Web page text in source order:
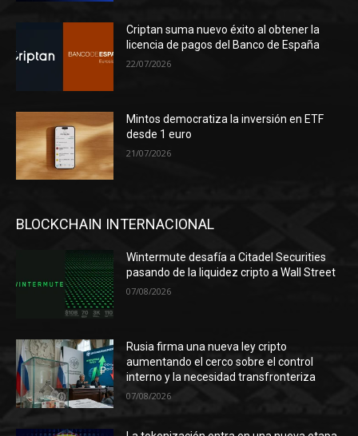
Criptan suma nuevo éxito al obtener la
licencia de pagos del Banco de España
22/07/2026
Mintos democratiza la inversión en ETF
desde 1 euro
21/07/2026
BLOCKCHAIN INTERNACIONAL
Wintermute desafía a Citadel Securities
pasando de la liquidez cripto a Wall Street
07/08/2026
Rusia firma una nueva ley cripto
aumentando el cerco sobre el control
interno y la necesidad transfronteriza
07/08/2026